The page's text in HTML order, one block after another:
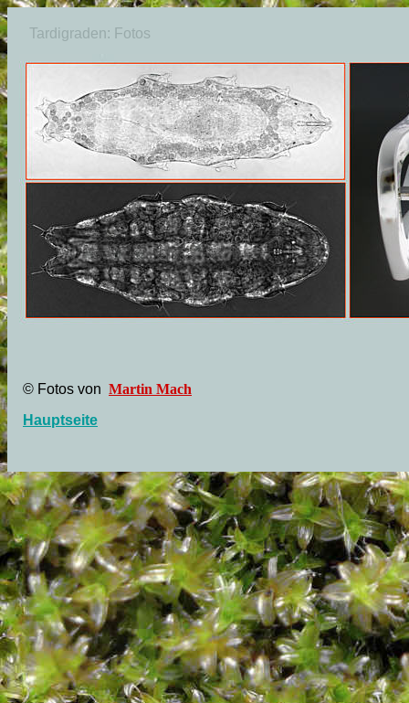
Tardigraden: Fotos
© Fotos von Martin Mach
Hauptseite